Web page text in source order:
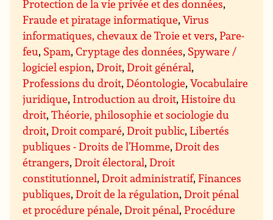
Protection de la vie privée et des données,
Fraude et piratage informatique,Virus
informatiques, chevaux de Troie et vers,Pare-
feu, Spam,Cryptage des données, Spyware /
logiciel espion,Droit,Droit général,
Professions du droit,Déontologie,Vocabulaire
juridique, Introduction au droit,Histoire du
droit,Théorie, philosophie et sociologie du
droit,Droit comparé,Droit public,Libertés
publiques - Droits de l’Homme,Droit des
étrangers,Droit électoral,Droit
constitutionnel,Droit administratif,Finances
publiques,Droit de la régulation,Droit pénal
et procédure pénale,Droit pénal,Procédure